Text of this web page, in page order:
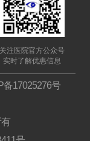
关注医院官方公众号
实时了解优惠信息
备17025276号